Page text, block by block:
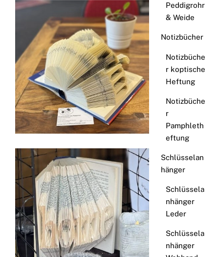
Peddigrohr
& Weide
Notizbücher
Notizbüche
r koptische
Heftung
Notizbüche
r
Pamphleth
eftung
Schlüsselan
hänger
Schlüssela
nhänger
Leder
Schlüssela
nhänger